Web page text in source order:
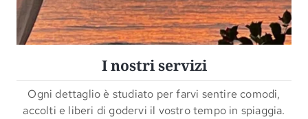
I nostri servizi
Ogni dettaglio è studiato per farvi sentire comodi,
accolti e liberi di godervi il vostro tempo in spiaggia.